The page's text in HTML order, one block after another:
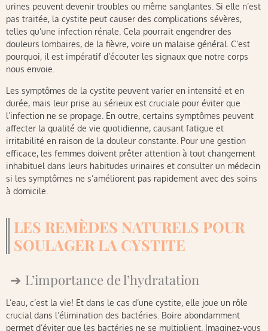
urines peuvent devenir troubles ou même sanglantes. Si elle n’est
pas traitée, la cystite peut causer des complications sévères,
telles qu’une infection rénale. Cela pourrait engendrer des
douleurs lombaires, de la fièvre, voire un malaise général. C’est
pourquoi, il est impératif d’écouter les signaux que notre corps
nous envoie.
Les symptômes de la cystite peuvent varier en intensité et en
durée, mais leur prise au sérieux est cruciale pour éviter que
l’infection ne se propage. En outre, certains symptômes peuvent
affecter la qualité de vie quotidienne, causant fatigue et
irritabilité en raison de la douleur constante. Pour une gestion
efficace, les femmes doivent prêter attention à tout changement
inhabituel dans leurs habitudes urinaires et consulter un médecin
si les symptômes ne s’améliorent pas rapidement avec des soins
à domicile.
LES REMÈDES NATURELS POUR
SOULAGER LA CYSTITE
L’importance de l’hydratation
L’eau, c’est la vie! Et dans le cas d’une cystite, elle joue un rôle
crucial dans l’élimination des bactéries. Boire abondamment
permet d’éviter que les bactéries ne se multiplient. Imaginez-vous